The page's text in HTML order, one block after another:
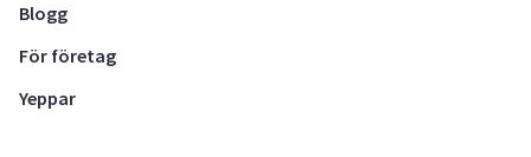
Blogg
För företag
Yeppar